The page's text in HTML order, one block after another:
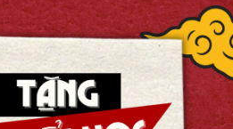
máy bay
nghiệp của Hương Giang.
– nơi không chỉ trang bị kiến
thích nghi trong môi